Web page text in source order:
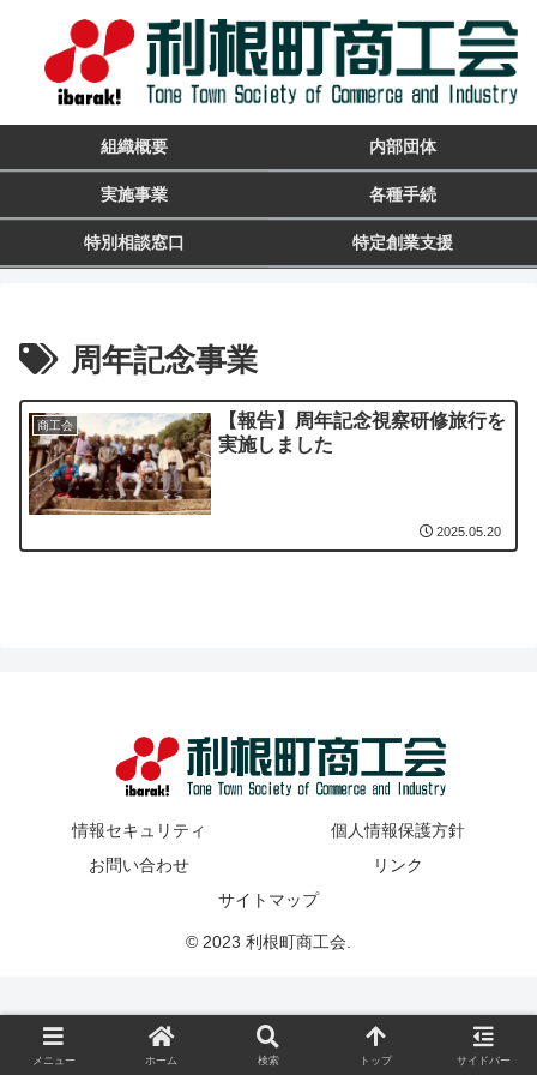
組織概要 内部団体
実施事業 各種手続
特別相談窓口 特定創業支援
周年記念事業
商工会
【報告】周年記念視察研修旅行を
実施しました
2025.05.20
情報セキュリティ
個人情報保護方針
お問い合わせ
リンク
サイトマップ
© 2023 利根町商工会.
メニュー ホーム 検索 トップ サイドバー